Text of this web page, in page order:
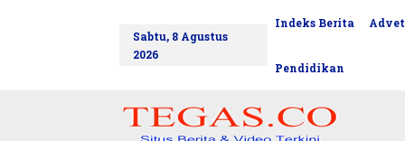
Sabtu, 8 Agustus
2026
Indeks Berita
Pendidikan